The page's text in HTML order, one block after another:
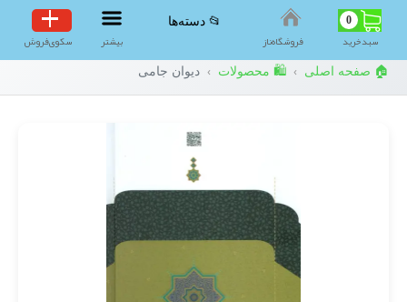
0
سبد‌خرید فروشگاه‌ناز
📂 دسته‌ها
بیشتر سکوی‌فروش
🏠 صفحه اصلی › 🛍️ محصولات › دیوان جامی